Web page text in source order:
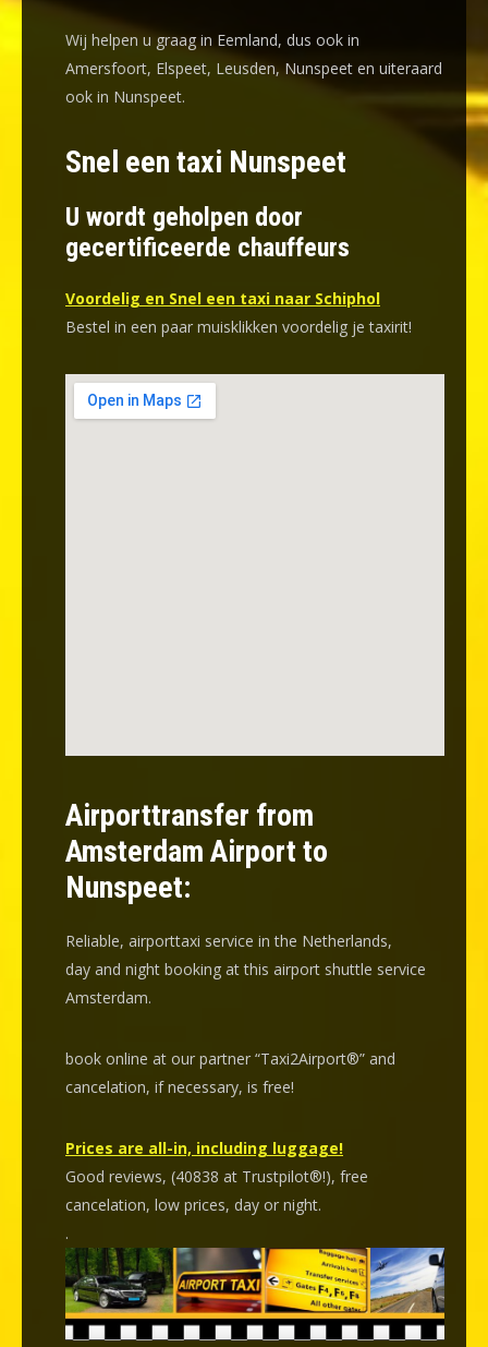
Wij helpen u graag in Eemland, dus ook in
Amersfoort, Elspeet, Leusden, Nunspeet en uiteraard
ook in Nunspeet.
Snel een taxi Nunspeet
U wordt geholpen door
gecertificeerde chauffeurs
Voordelig en Snel een taxi naar Schiphol
Bestel in een paar muisklikken voordelig je taxirit!
Airporttransfer from
Amsterdam Airport to
Nunspeet:
Reliable, airporttaxi service in the Netherlands,
day and night booking at this airport shuttle service
Amsterdam.
book online at our partner “Taxi2Airport®” and
cancelation, if necessary, is free!
Prices are all-in, including luggage!
Good reviews, (40838 at Trustpilot®!), free
cancelation, low prices, day or night.
.